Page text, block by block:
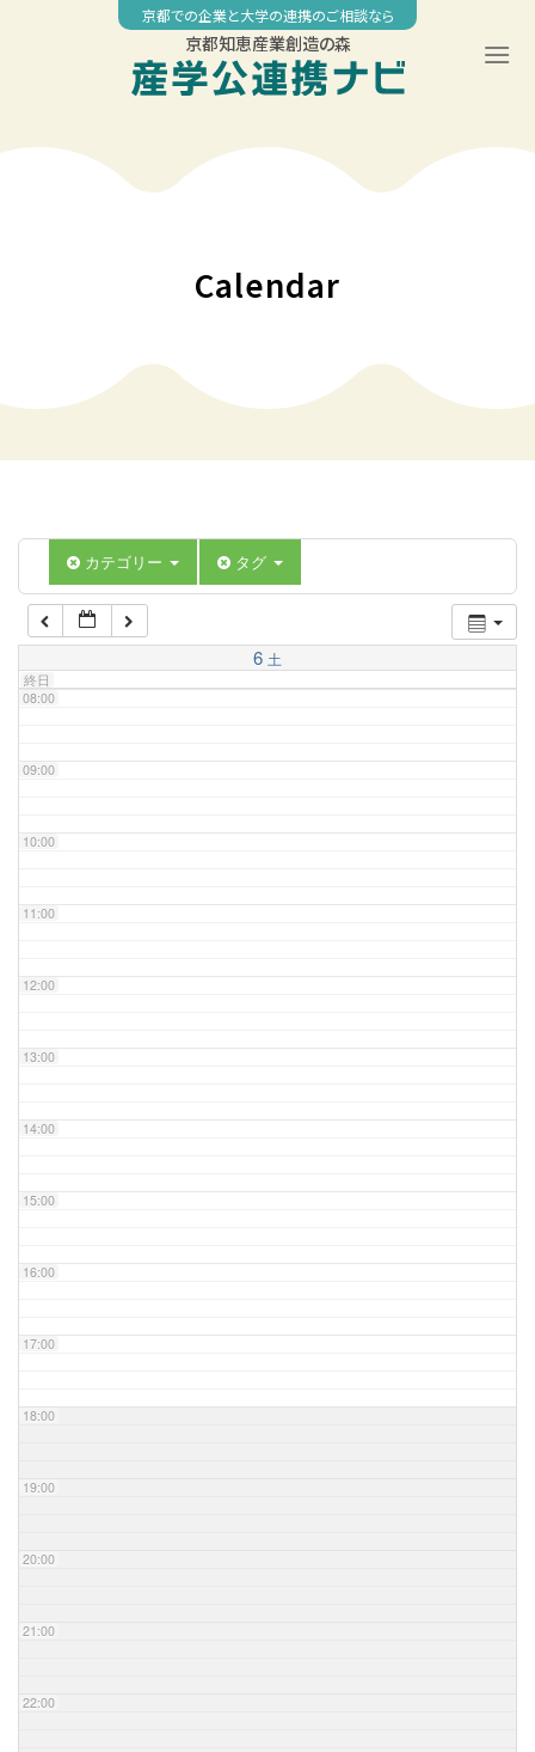
京都での企業と大学の連携のご相談なら
京都知恵産業創造の森
Calendar
カテゴリー タグ
6 土
終日
04:00
07:00
08:00
09:00
10:00
11:00
12:00
13:00
14:00
15:00
16:00
17:00
18:00
19:00
20:00
21:00
22:00